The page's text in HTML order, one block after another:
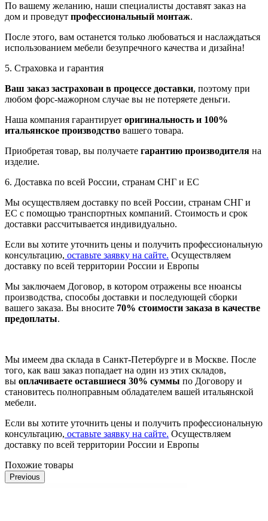
По вашему желанию, наши специалисты доставят заказ на
дом и проведут профессиональный монтаж.
После этого, вам останется только любоваться и наслаждаться
использованием мебели безупречного качества и дизайна!
5. Страховка и гарантия
Ваш заказ застрахован в процессе доставки, поэтому при
любом форс-мажорном случае вы не потеряете деньги.
Наша компания гарантирует оригинальность и 100%
итальянское производство вашего товара.
Приобретая товар, вы получаете гарантию производителя на
изделие.
6. Доставка по всей России, странам СНГ и ЕС
Мы осуществляем доставку по всей России, странам СНГ и
ЕС с помощью транспортных компаний. Стоимость и срок
доставки рассчитывается индивидуально.
Если вы хотите уточнить цены и получить профессиональную
консультацию, оставьте заявку на сайте. Осуществляем
доставку по всей территории России и Европы
Мы заключаем Договор, в котором отражены все нюансы
производства, способы доставки и последующей сборки
вашего заказа. Вы вносите 70% стоимости заказа в качестве
предоплаты.
Мы имеем два склада в Санкт-Петербурге и в Москве. После
того, как ваш заказ попадает на один из этих складов,
вы оплачиваете оставшиеся 30% суммы по Договору и
становитесь полноправным обладателем вашей итальянской
мебели.
Если вы хотите уточнить цены и получить профессиональную
консультацию, оставьте заявку на сайте. Осуществляем
доставку по всей территории России и Европы
Похожие товары
Previous